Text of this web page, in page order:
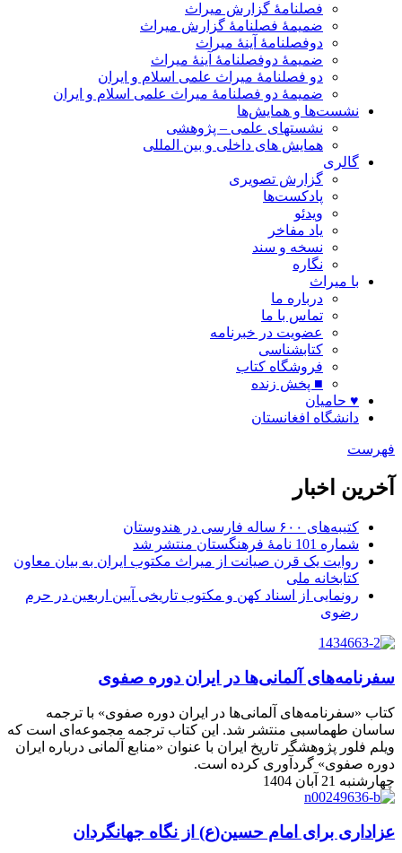
فصلنامۀ گزارش میراث
ضمیمۀ فصلنامۀ گزارش میراث
دوفصلنامۀ آینۀ میراث
ضمیمۀ دوفصلنامۀ آینۀ میراث
دو فصلنامۀ میراث علمی اسلام و ایران
ضمیمۀ دو فصلنامۀ میراث علمی اسلام و ایران
نشست‌ها و همایش‌ها
نشستهای علمی – پژوهشی
همایش های داخلی و بین المللی
گالری
گزارش تصویری
پادکست‌ها
ویدئو
یاد مفاخر
نسخه و سند
نگاره
با میراث
درباره ما
تماس با ما
عضویت در خبرنامه
کتابشناسی
فروشگاه کتاب
■ پخش زنده
♥ حامیان
دانشگاه افغانستان
فهرست
آخرین اخبار
کتیبه‌های ۶۰۰ ساله فارسی در هندوستان
شماره 101 نامۀ فرهنگستان منتشر شد
روایت یک قرن صیانت از میراث مکتوب ایران به بیان معاون
کتابخانه ملی
رونمایی از اسناد کهن و مکتوب تاریخی آیین اربعین در حرم
رضوی
سفرنامه‌های آلمانی‌ها در ایران دوره صفوی
کتاب «سفرنامه‌های آلمانی‌ها در ایران دوره صفوی» با ترجمه
ساسان طهماسبی منتشر شد. این کتاب ترجمه مجموعه‌ای است که
ویلم فلور پژوهشگر تاریخ ایران با عنوان «منابع آلمانی درباره ایران
دوره صفوی» گردآوری کرده است.
چهارشنبه 21 آبان 1404
عزاداری برای امام حسین(ع) از نگاه جهانگردان